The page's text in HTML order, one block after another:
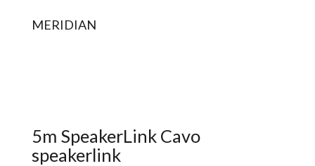
MERIDIAN
5m SpeakerLink Cavo
speakerlink